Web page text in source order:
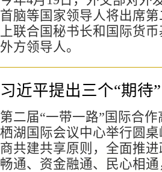
首脑等国家领导人将出席
上联合国秘书长和国际货
外方领导人。
习近平提出三个“期待”
第二届“一带一路”国际合
栖湖国际会议中心举行圆
商共建共享原则，全面推
畅通、资金融通、民心相